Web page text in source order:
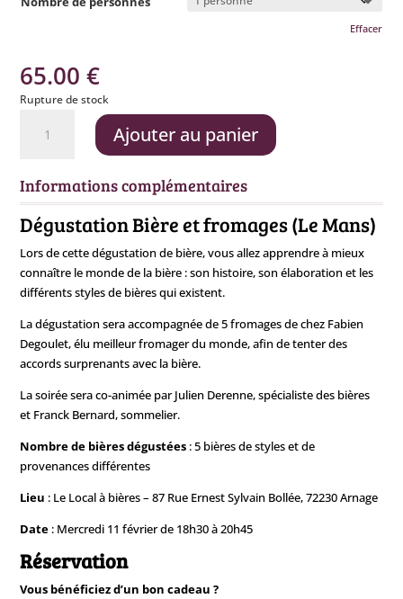
Effacer
65.00€
Rupture de stock
et
Fromage
-
11
février
Ajouter au panier
Informations complémentaires
Dégustation Bière et fromages (Le Mans)
Lors de cette dégustation de bière, vous allez apprendre à mieux
connaître le monde de la bière : son histoire, son élaboration et les
différents styles de bières qui existent.
La dégustation sera accompagnée de 5 fromages de chez Fabien
Degoulet, élu meilleur fromager du monde, afin de tenter des
accords surprenants avec la bière.
La soirée sera co-animée par Julien Derenne, spécialiste des bières
et Franck Bernard, sommelier.
Nombre de bières dégustées : 5 bières de styles et de
provenances différentes
Lieu : Le Local à bières – 87 Rue Ernest Sylvain Bollée, 72230 Arnage
Date : Mercredi 11 févrierde 18h30 à 20h45
Réservation
Vous bénéficiez d’un bon cadeau ?